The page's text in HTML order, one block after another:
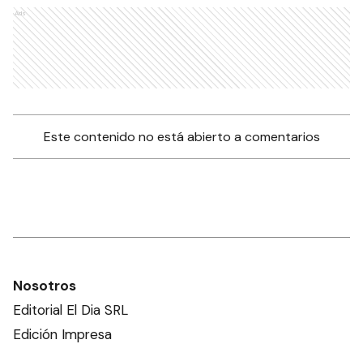
Ads
Este contenido no está abierto a comentarios
Nosotros
Editorial El Dia SRL
Edición Impresa